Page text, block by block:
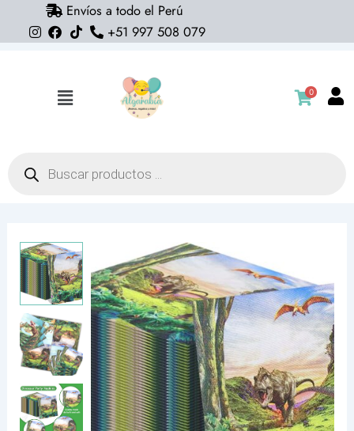
Envíos a todo el Perú
+51 997 508 079
Flyout
0
productos
Servilletas
dinosaurio
park
(pack
10)
cantidad